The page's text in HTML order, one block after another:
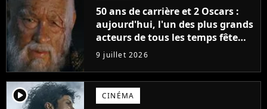
50 ans de carrière et 2 Oscars :
aujourd'hui, l'un des plus grands
acteurs de tous les temps fête
ses 70 ans
9 juillet 2026
player2 CINÉMA